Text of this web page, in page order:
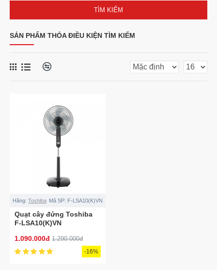
TÌM KIẾM
SẢN PHẨM THỎA ĐIỀU KIỆN TÌM KIẾM
Hãng: Toshiba Mã SP: F-LSA10(K)VN
Quạt cây đứng Toshiba
F-LSA10(K)VN
1.090.000đ 1.290.000đ
-16%